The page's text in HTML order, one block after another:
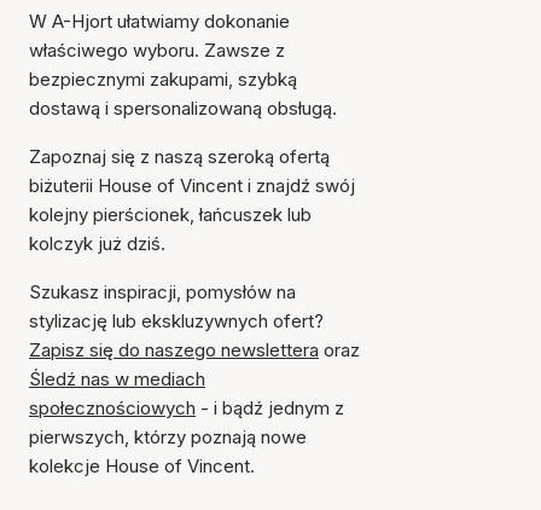
W A-Hjort ułatwiamy dokonanie
właściwego wyboru. Zawsze z
bezpiecznymi zakupami, szybką
dostawą i spersonalizowaną obsługą.
Zapoznaj się z naszą szeroką ofertą
biżuterii House of Vincent i znajdź swój
kolejny pierścionek, łańcuszek lub
kolczyk już dziś.
Szukasz inspiracji, pomysłów na
stylizację lub ekskluzywnych ofert?
Zapisz się do naszego newslettera oraz
Śledź nas w mediach
społecznościowych - i bądź jednym z
pierwszych, którzy poznają nowe
kolekcje House of Vincent.